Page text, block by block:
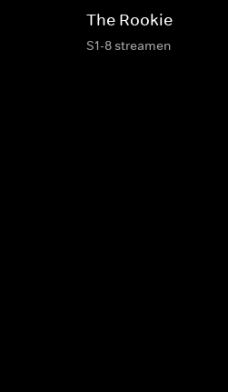
The Rookie
S1-8 streamen